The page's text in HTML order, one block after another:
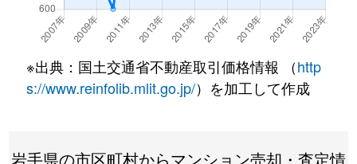
本町通
490万円 盛岡
徒歩22
南大通
700万円 仙北町
徒歩10
本宮
2,300万円 仙北町
徒歩14
本宮
3,000万円 盛岡
徒歩25
※出典：国土交通省不動産取引価格情報 （http
s://www.reinfolib.mlit.go.jp/）を加工して作成
岩手県の市区町村からマンション売却・査定情